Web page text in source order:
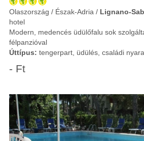
Olaszország / Észak-Adria / Lignano-
hotel
Modern, medencés üdülőfalu sok
félpanzióval
Úttípus: tengerpart, üdülés, családi
- Ft